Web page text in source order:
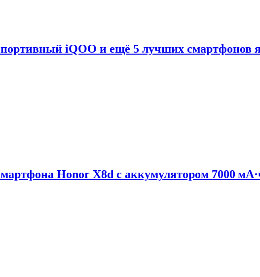
iQOO и ещё 5 лучших смартфонов
Honor X8d с аккумулятором 7000